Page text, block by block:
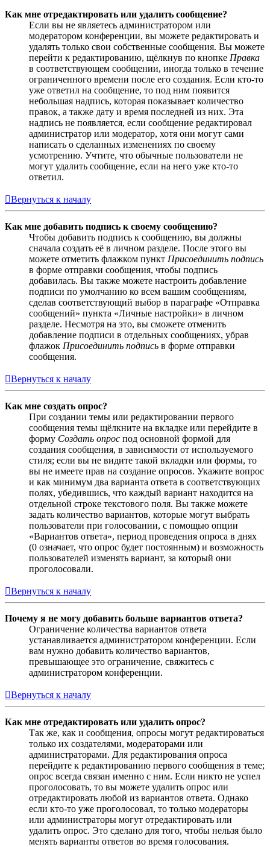
Как мне отредактировать или удалить сообщение?
Если вы не являетесь администратором или
модератором конференции, вы можете редактировать и
удалять только свои собственные сообщения. Вы можете
перейти к редактированию, щёлкнув по кнопке Правка
в соответствующем сообщении, иногда только в течение
ограниченного времени после его создания. Если кто-то
уже ответил на сообщение, то под ним появится
небольшая надпись, которая показывает количество
правок, а также дату и время последней из них. Эта
надпись не появляется, если сообщение редактировал
администратор или модератор, хотя они могут сами
написать о сделанных изменениях по своему
усмотрению. Учтите, что обычные пользователи не
могут удалить сообщение, если на него уже кто-то
ответил.
Вернуться к началу
Как мне добавить подпись к своему сообщению?
Чтобы добавить подпись к сообщению, вы должны
сначала создать её в личном разделе. После этого вы
можете отметить флажком пункт Присоединить подпись
в форме отправки сообщения, чтобы подпись
добавилась. Вы также можете настроить добавление
подписи по умолчанию ко всем вашим сообщениям,
сделав соответствующий выбор в параграфе «Отправка
сообщений» пункта «Личные настройки» в личном
разделе. Несмотря на это, вы сможете отменить
добавление подписи в отдельных сообщениях, убрав
флажок Присоединить подпись в форме отправки
сообщения.
Вернуться к началу
Как мне создать опрос?
При создании темы или редактировании первого
сообщения темы щёлкните на вкладке или перейдите в
форму Создать опрос под основной формой для
создания сообщения, в зависимости от используемого
стиля; если вы не видите такой вкладки или формы, то
вы не имеете прав на создание опросов. Укажите вопрос
и как минимум два варианта ответа в соответствующих
полях, убедившись, что каждый вариант находится на
отдельной строке текстового поля. Вы также можете
задать количество вариантов, которые могут выбрать
пользователи при голосовании, с помощью опции
«Вариантов ответа», период проведения опроса в днях
(0 означает, что опрос будет постоянным) и возможность
пользователей изменять вариант, за который они
проголосовали.
Вернуться к началу
Почему я не могу добавить больше вариантов ответа?
Ограничение количества вариантов ответа
устанавливается администратором конференции. Если
вам нужно добавить количество вариантов,
превышающее это ограничение, свяжитесь с
администратором конференции.
Вернуться к началу
Как мне отредактировать или удалить опрос?
Так же, как и сообщения, опросы могут редактироваться
только их создателями, модераторами или
администраторами. Для редактирования опроса
перейдите к редактированию первого сообщения в теме;
опрос всегда связан именно с ним. Если никто не успел
проголосовать, то вы можете удалить опрос или
отредактировать любой из вариантов ответа. Однако
если кто-то уже проголосовал, то только модераторы
или администраторы могут отредактировать или
удалить опрос. Это сделано для того, чтобы нельзя было
менять варианты ответов во время голосования.